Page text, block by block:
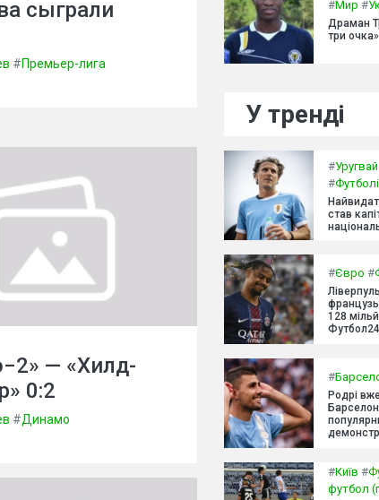
сыграли
#Премьер-лига
— «Хилд-
0:2
#Динамо
#Мир #
Драман
три очка»
У тренді
#Уругвай
#
став
#Євро #
128
#
Родрі вже
#Київ #
футбол